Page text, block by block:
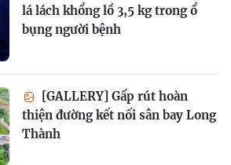
lá lách khổng lồ 3,5 kg trong ổ
bụng người bệnh
[GALLERY] Gấp rút hoàn
thiện đường kết nối sân bay Long
Thành